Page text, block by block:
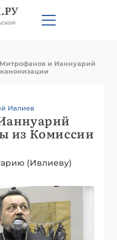
и Ианнуарий
Ивлиев
из Комиссии
(Ивлиеву)